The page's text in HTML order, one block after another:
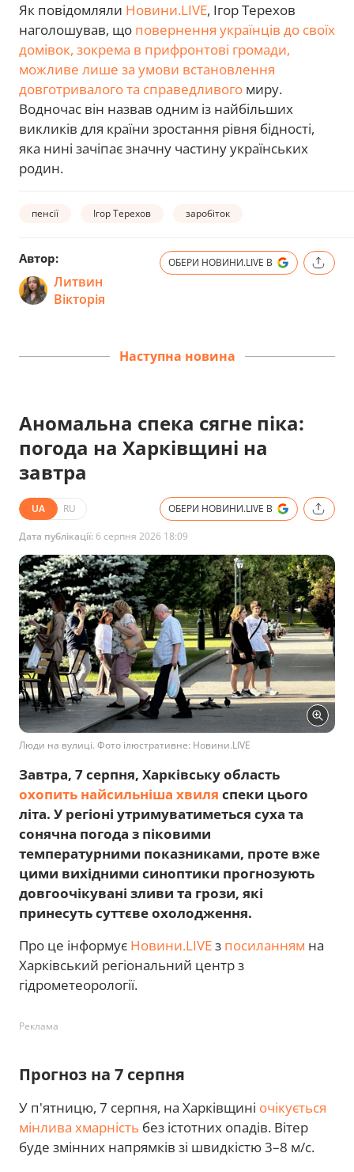
Як повідомляли Новини.LIVE, Ігор Терехов
наголошував, що повернення українців до своїх
домівок, зокрема в прифронтові громади,
можливе лише за умови встановлення
довготривалого та справедливого миру.
Водночас він назвав одним із найбільших
викликів для країни зростання рівня бідності,
яка нині зачіпає значну частину українських
родин.
пенсії Ігор Терехов заробіток
Автор:
Литвин
Вікторія
ОБЕРИ НОВИНИ.LIVE В
Наступна новина
Аномальна спека сягне піка:
погода на Харківщині на
завтра
UA RU ОБЕРИ НОВИНИ.LIVE В
Дата публікації: 6 серпня 2026 18:09
Люди на вулиці. Фото ілюстративне: Новини.LIVE
Завтра, 7 серпня, Харківську область
охопить найсильніша хвиля спеки цього
літа. У регіоні утримуватиметься суха та
сонячна погода з піковими
температурними показниками, проте вже
цими вихідними синоптики прогнозують
довгоочікувані зливи та грози, які
принесуть суттєве охолодження.
Про це інформує Новини.LIVEз посиланням на
Харківський регіональний центр з
гідрометеорології.
Реклама
Прогноз на 7 серпня
У п'ятницю, 7 серпня, на Харківщині очікується
мінлива хмарність без істотних опадів. Вітер
буде змінних напрямків зі швидкістю 3–8 м/с.